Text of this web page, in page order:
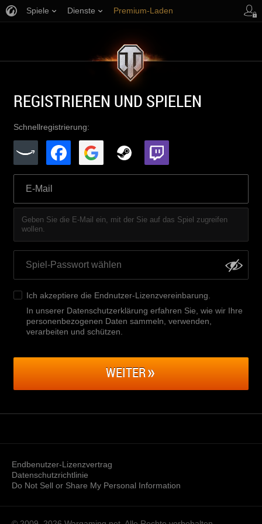
Spiele Dienste Premium-Laden
REGISTRIEREN UND SPIELEN
Schnellregistrierung:
Geben Sie die E-Mail ein, mit der Sie auf das Spiel zugreifen
wollen.
Ich akzeptiere die Endnutzer-Lizenzvereinbarung
In unserer Datenschutzerklärung erfahren Sie, wie wir Ihre
personenbezogenen Daten sammeln, verwenden,
verarbeiten und schützen
WEITER
Endbenutzer-Lizenzvertrag
Datenschutzrichtlinie
Do Not Sell or Share My Personal Information